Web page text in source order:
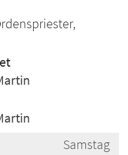
August 2026
Samstag